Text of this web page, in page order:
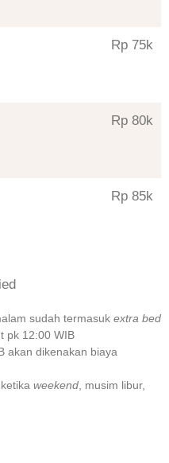
Rp 75
Rp 80
Rp 85
sudah termasuk extra bed
pk 12:00 WIB
akan dikenakan biaya
weekend, musim libur,